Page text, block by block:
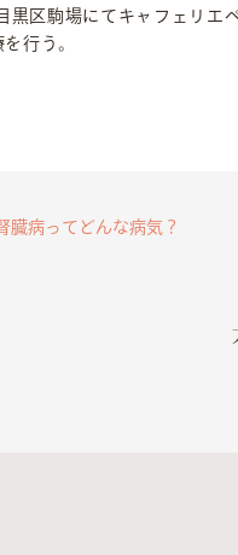
黒区駒場にてキャフェリエ
行う。
臓病ってどんな病気？